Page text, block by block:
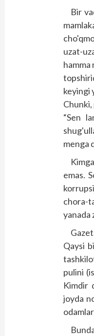
Bir
uzat-
hamma
keyingi
“Sen
menga
emas.
chora-
yanada
Qaysi
pulini
Kimdir
joyda